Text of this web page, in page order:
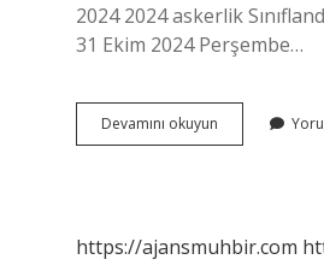
2024 2024 askerlik
31 Ekim 2024 Perşembe…
Devamını okuyun
Aylarda
https://ajansmuhbir.com